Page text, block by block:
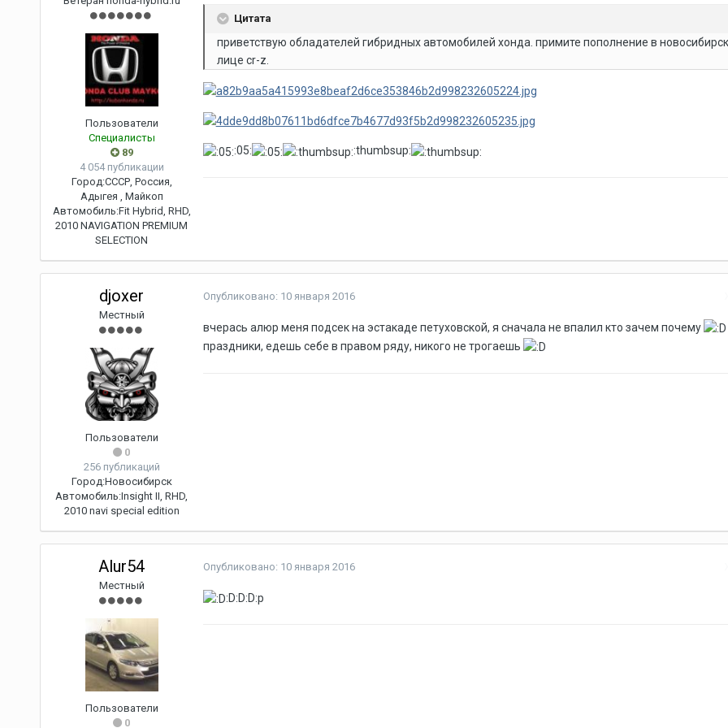
Пользователи
Специалисты
89
4 054 публикации
Город:СССР, Россия,
Адыгея , Майкоп
Автомобиль:Fit Hybrid, RHD,
2010 NAVIGATION PREMIUM
SELECTION
Цитата
приветствую обладателей гибридных автомобилей хонда. примите пополнение в
лице cr-z.
:05: :thumbsup:
djoxer
Местный
Пользователи
0
256 публикаций
Город:Новосибирск
Автомобиль:Insight II, RHD,
2010 navi special edition
Опубликовано: 10 января 2016
вчерась алюр меня подсек на эстакаде петуховской, я сначала не впалил кто зачем почему
праздники, едешь себе в правом ряду, никого не трогаешь
Alur54
Местный
Пользователи
0
Опубликовано: 10 января 2016
:D:D:D:p